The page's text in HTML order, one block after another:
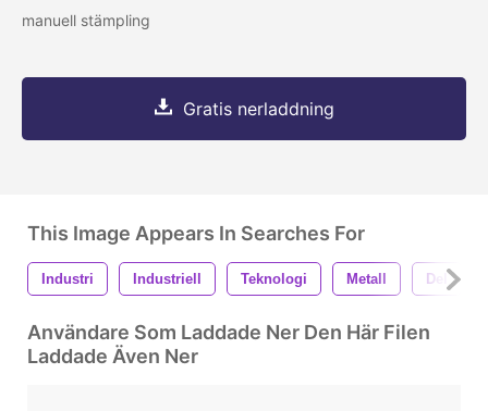
manuell stämpling
Gratis nerladdning
This Image Appears In Searches For
Industri Industriell Teknologi Metall Del
Användare Som Laddade Ner Den Här Filen
Laddade Även Ner